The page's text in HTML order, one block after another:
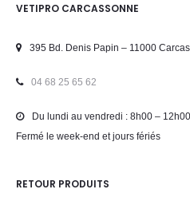
VETIPRO CARCASSONNE
395 Bd. Denis Papin – 11000
04 68 25 65 62
Du lundi au vendredi : 8h00 –
Fermé le week-end et jours fériés
RETOUR PRODUITS